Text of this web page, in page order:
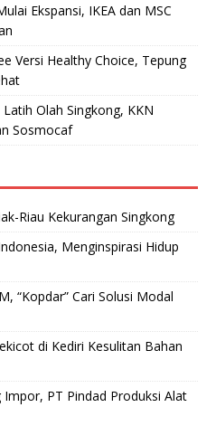
Ekspansi, IKEA dan MSC
Versi Healthy Choice, Tepung
Olah Singkong, KKN
Sosmocaf
Riau Kekurangan Singkong
Menginspirasi Hidup
“Kopdar” Cari Solusi Modal
di Kediri Kesulitan Bahan
Impor, PT Pindad Produksi Alat